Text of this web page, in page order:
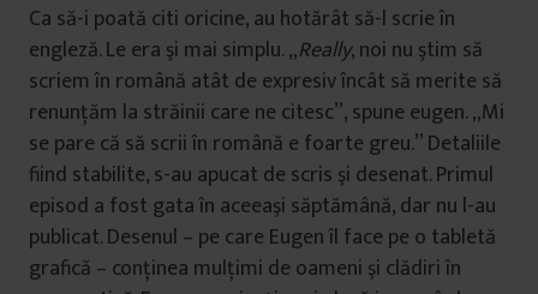
Ca să-i poată citi oricine, au hotărât să-l scrie în
engleză. Le era şi mai simplu. „Really, noi nu ştim să
scriem în română atât de expresiv încât să merite să
renunţăm la străinii care ne citesc”, spune eugen. „Mi
se pare că să scrii în română e foarte greu.” Detaliile
fiind stabilite, s-au apucat de scris şi desenat. Primul
episod a fost gata în aceeaşi săptămână, dar nu l-au
publicat. Desenul – pe care Eugen îl face pe o tabletă
grafică – conţinea mulţimi de oameni şi clădiri în